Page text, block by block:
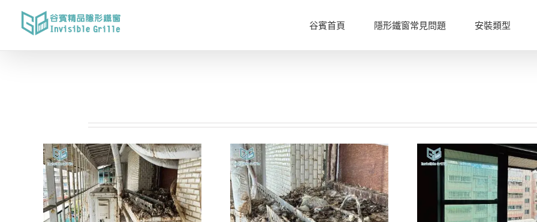
谷賓首頁 隱形鐵窗常見問題 安裝類型